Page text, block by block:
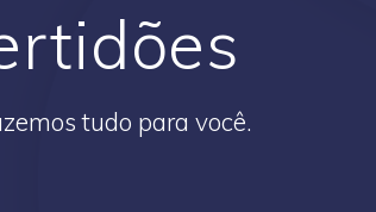
tudo para você.